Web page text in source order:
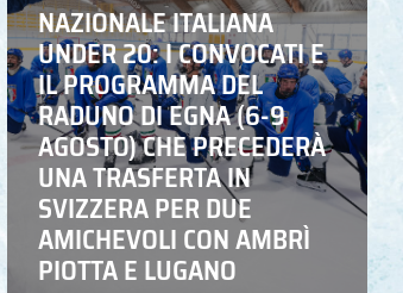
NAZIONALE ITALIANA
UNDER 20: I CONVOCATI E
IL PROGRAMMA DEL
RADUNO DI EGNA (6-9
AGOSTO) CHE PRECEDERÀ
UNA TRASFERTA IN
SVIZZERA PER DUE
AMICHEVOLI CON AMBRÌ
PIOTTA E LUGANO